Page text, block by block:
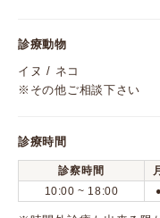
診療動物
イヌ / ネコ
※その他ご相談下さい
診療時間
診察時間 月
10:00 ~ 18:00
●